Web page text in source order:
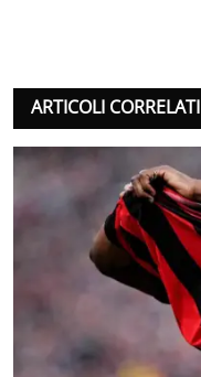
ARTICOLI CORRELATI